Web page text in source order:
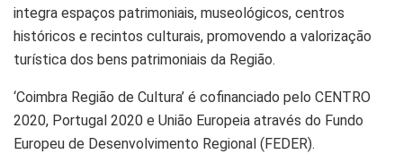
integra espaços patrimoniais, museológicos, centros
históricos e recintos culturais, promovendo a valorização
turística dos bens patrimoniais da Região.
‘Coimbra Região de Cultura’ é cofinanciado pelo CENTRO
2020, Portugal 2020 e União Europeia através do Fundo
Europeu de Desenvolvimento Regional (FEDER).